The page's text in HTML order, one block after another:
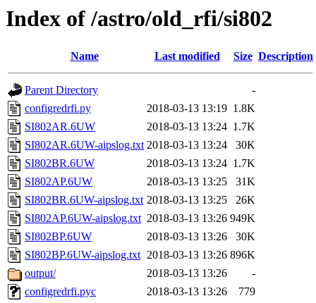
Index of /astro/old_rfi/si802
Name Last modified Size Description
Parent Directory
-
configredrfi.py
2018-03-13 13:19 1.8K
SI802AR.6UW
2018-03-13 13:24 1.7K
SI802AR.6UW-aipslog.txt 2018-03-13 13:24
30K
SI802BR.6UW
2018-03-13 13:24 1.7K
SI802AP.6UW
2018-03-13 13:25
31K
SI802BR.6UW-aipslog.txt 2018-03-13 13:25
26K
SI802AP.6UW-aipslog.txt 2018-03-13 13:26 949K
SI802BP.6UW
2018-03-13 13:26
30K
SI802BP.6UW-aipslog.txt 2018-03-13 13:26 896K
output/
2018-03-13 13:26
-
configredrfi.pyc
2018-03-13 13:26
779